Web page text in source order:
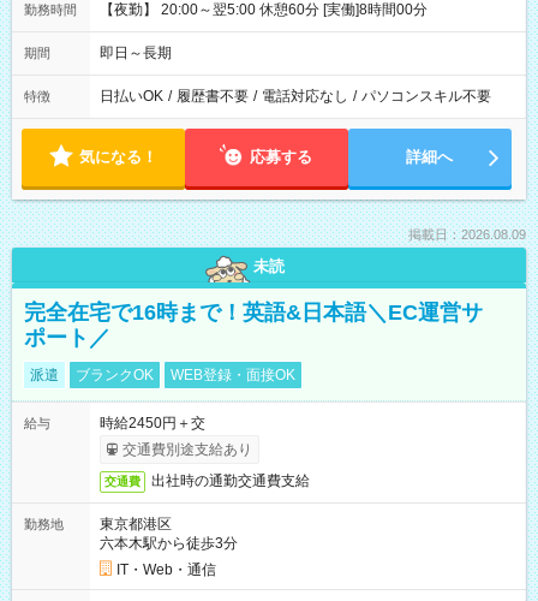
勤務時間 【夜勤】 20:00～翌5:00 休憩60分 [実働]8時間00分
期間 即日～長期
特徴 日払いOK / 履歴書不要 / 電話対応なし / パソコンスキル不要
気になる！ 応募する 詳細へ
掲載日：2026.08.09
未読
完全在宅で16時まで！英語&日本語＼EC運営サ
ポート／
派遣 ブランクOK WEB登録・面接OK
給与
時給2450円＋交
交通費別途支給あり
交通費 出社時の通勤交通費支給
勤務地
東京都港区
六本木駅から徒歩3分
IT・Web・通信